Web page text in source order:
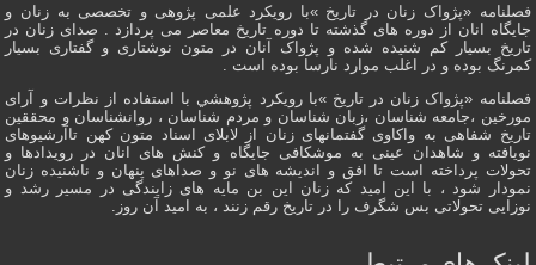
فصلنامه «پژواک زنان در تاریخ »با رویکرد علمی پژوهى و تخصصی به زنان و
جایگاه انان از دوره هاى گذشته تا دوره تاریخ معاصر می پردازد . صدای زنان در
تاریخ بسیار کم شنیده شده و پژواک آنان در متون نوشتاری و گفتاری بسیار
کمرنگ بوده و در اغلب موارد نارسا بوده است .
فصلنامه «پژواک زنان در تاریخ »با رویکرد پژوهشي با استفاده از نظرات و آرای
مورخین ،جامعه شناسان ،زبان شناسان و مردم شناسان ، روانشناسان و محققین
تاریخ شفاهی به واکاوی گفتمانهاى زنان از لابلای اسناد متون کهن تاآرشیوهای
نویافته و شاهدان عينى به موشکافی جايگاه و كنش هاى انان در رویدادها و
تحولات پرداخته است تا افق و اندیشه های نو و صداهای پنهان و ناشنیده زنان
نمودار شود ، با این امید که زنان این بن مایه های زایندگی در مسير رشد و
نوزایی تحولاتی بس شگرف را در تاریخ رقم زنند ، به اميد آن روز.